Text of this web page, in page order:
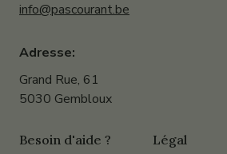
info@pascourant.be
Adresse:
Grand Rue, 61
5030 Gembloux
Besoin d'aide ? Légal